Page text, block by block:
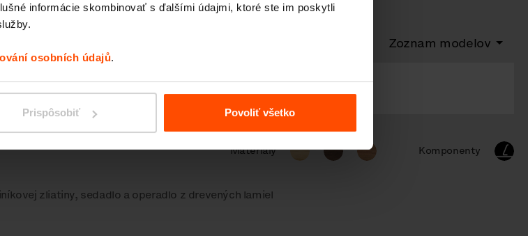
informácie skombinovať s ďalšími údajmi, ktoré ste im poskytli
osobních údajů.
Prispôsobiť Povoliť všetko
Zoznam modelov
Materiály Komponenty
zliatiny, sedadlo a operadlo z drevených lamiel